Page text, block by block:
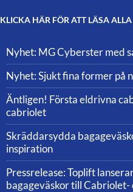
KLICKA HÄR FÖR ATT LÄSA
Nyhet: MG Cyberster med
Nyhet: Sjukt fina former på
Äntligen! Första eldrivna
cabriolet
Skräddarsydda
inspiration
Pressrelease: Toplift
bagageväskor till